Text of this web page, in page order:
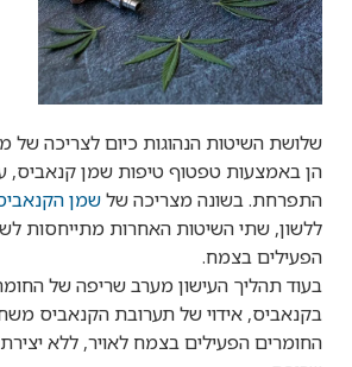
שלושת השיטות הנהוגות כיום לצריכה של
הן באמצעות טפטוף טיפות שמן קנאביס,
התפרחת. בשונה מצריכה שלשמן
ללשון, שתי השיטות האחרות מתייחסות
הפעילים בצמח.
בעוד תהליך העישון מערב שריפה של
בקנאביס, אידוי של תערובת הקנאביס
החומרים הפעילים בצמח לאויר, ללא